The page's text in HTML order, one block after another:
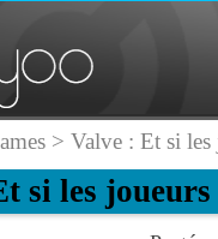
> Valve : Et si les
si les